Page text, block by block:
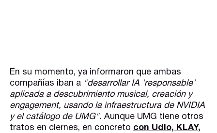
En su momento, ya informaron que ambas
compañías iban a "desarrollar IA 'responsable'
aplicada a descubrimiento musical, creación y
engagement, usando la infraestructura de NVIDIA
y el catálogo de UMG". Aunque UMG tiene otros
tratos en ciernes, en concreto con Udio, KLAY,